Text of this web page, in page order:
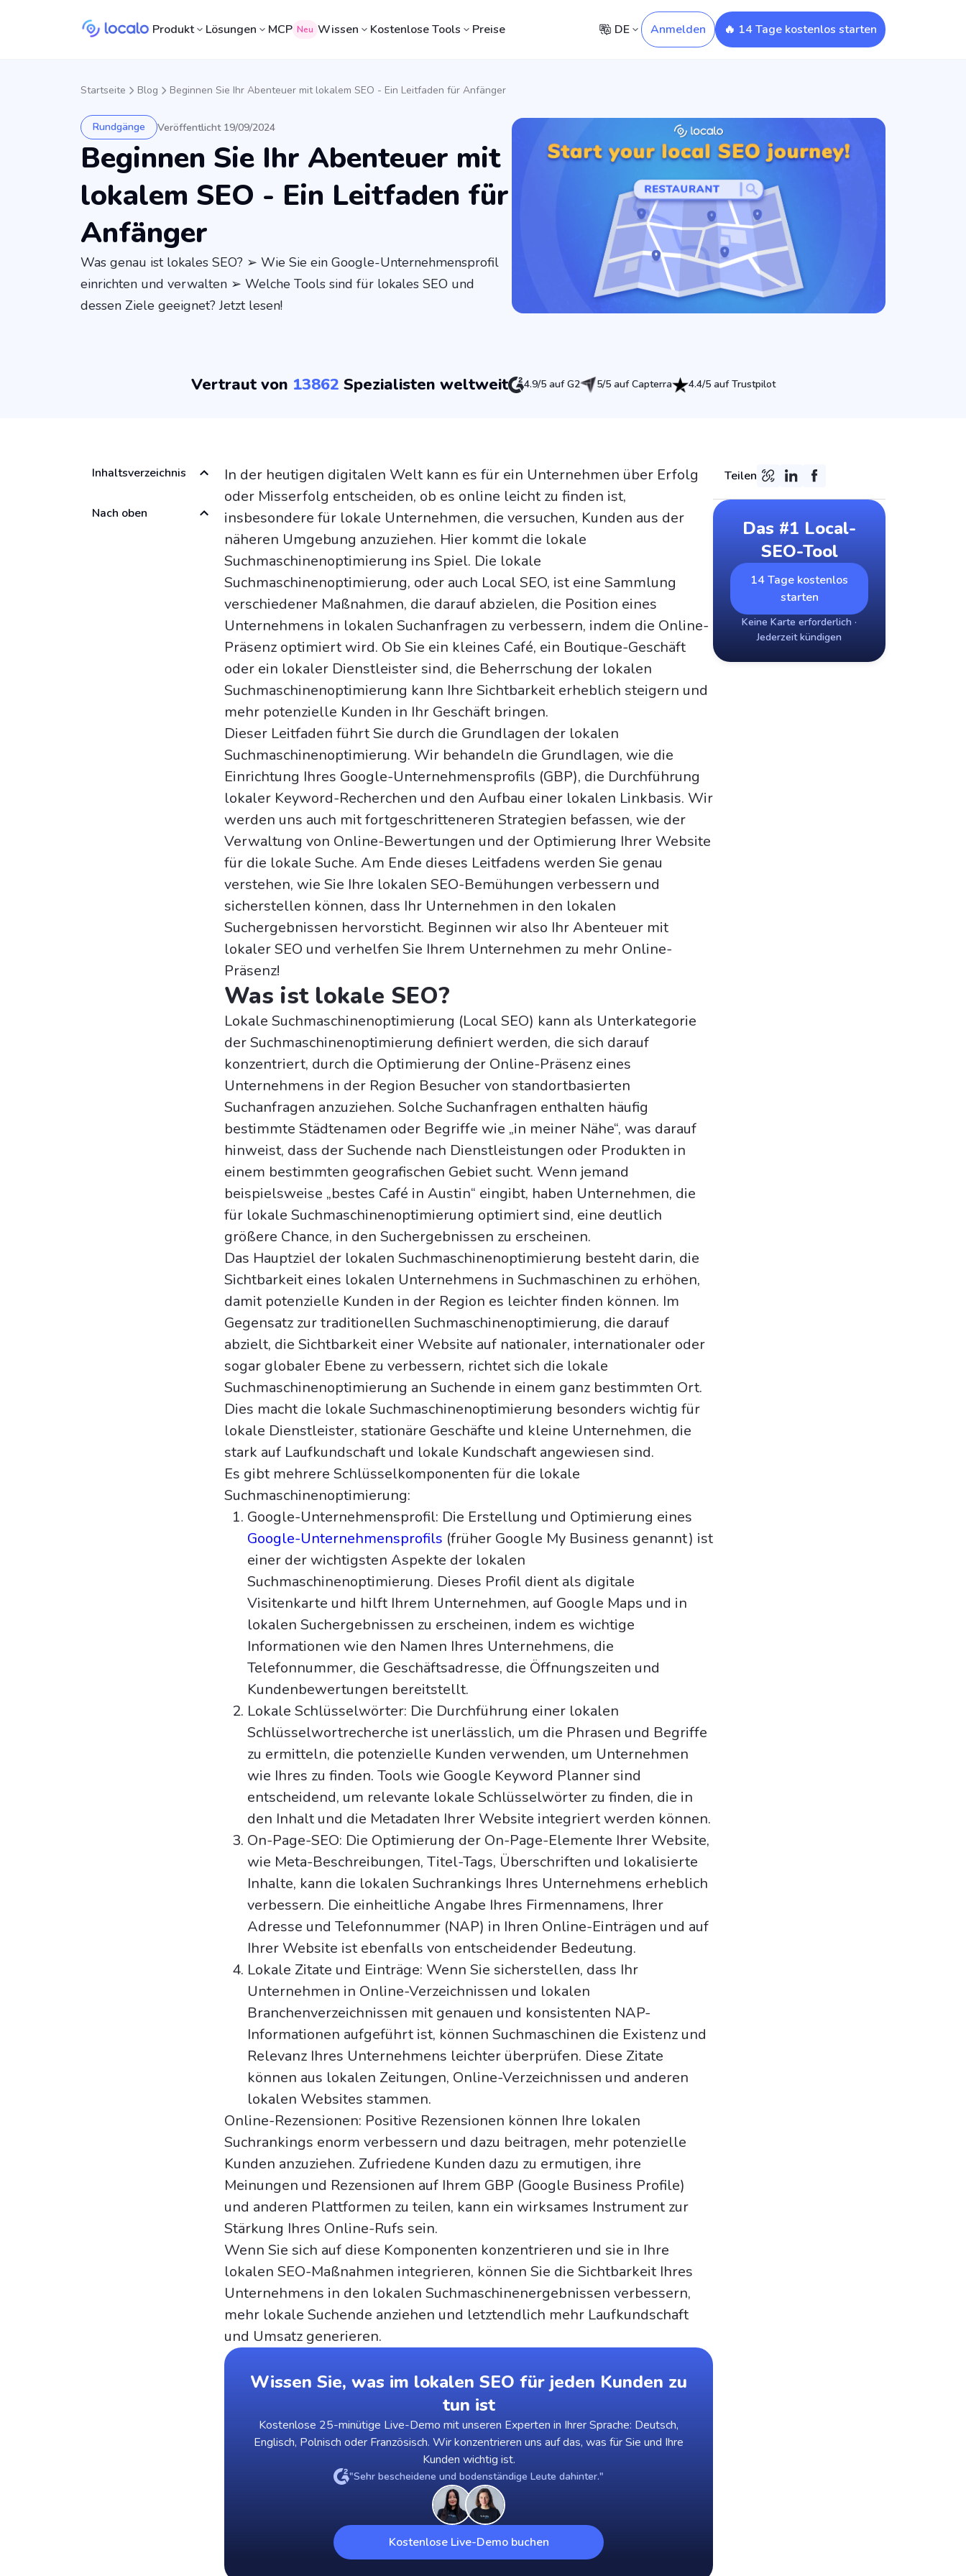
Produkt Lösungen MCP Neu Wissen Kostenlose Tools Preise DE Anmelden 🔥 14 Tage kostenlos starten
Startseite Blog Beginnen Sie Ihr Abenteuer mit lokalem SEO - Ein Leitfaden für Anfänger
Rundgänge Veröffentlicht 19/09/2024
Beginnen Sie Ihr Abenteuer mit
lokalem SEO - Ein Leitfaden für
Anfänger
Was genau ist lokales SEO? ➢ Wie Sie ein Google-Unternehmensprofil
einrichten und verwalten ➢ Welche Tools sind für lokales SEO und
dessen Ziele geeignet? Jetzt lesen!
Vertraut von 13862 Spezialisten weltweit 4.9/5 auf G2 5/5 auf Capterra 4.4/5 auf Trustpilot
Inhaltsverzeichnis
Nach oben
In der heutigen digitalen Welt kann es für ein Unternehmen über Erfolg
oder Misserfolg entscheiden, ob es online leicht zu finden ist,
insbesondere für lokale Unternehmen, die versuchen, Kunden aus der
näheren Umgebung anzuziehen. Hier kommt die lokale
Suchmaschinenoptimierung ins Spiel. Die lokale
Suchmaschinenoptimierung, oder auch Local SEO, ist eine Sammlung
verschiedener Maßnahmen, die darauf abzielen, die Position eines
Unternehmens in lokalen Suchanfragen zu verbessern, indem die Online-
Präsenz optimiert wird. Ob Sie ein kleines Café, ein Boutique-Geschäft
oder ein lokaler Dienstleister sind, die Beherrschung der lokalen
Suchmaschinenoptimierung kann Ihre Sichtbarkeit erheblich steigern und
mehr potenzielle Kunden in Ihr Geschäft bringen.
Dieser Leitfaden führt Sie durch die Grundlagen der lokalen
Suchmaschinenoptimierung. Wir behandeln die Grundlagen, wie die
Einrichtung Ihres Google-Unternehmensprofils (GBP), die Durchführung
lokaler Keyword-Recherchen und den Aufbau einer lokalen Linkbasis. Wir
werden uns auch mit fortgeschritteneren Strategien befassen, wie der
Verwaltung von Online-Bewertungen und der Optimierung Ihrer Website
für die lokale Suche. Am Ende dieses Leitfadens werden Sie genau
verstehen, wie Sie Ihre lokalen SEO-Bemühungen verbessern und
sicherstellen können, dass Ihr Unternehmen in den lokalen
Suchergebnissen hervorsticht. Beginnen wir also Ihr Abenteuer mit
lokaler SEO und verhelfen Sie Ihrem Unternehmen zu mehr Online-
Präsenz!
Was ist lokale SEO?
Lokale Suchmaschinenoptimierung (Local SEO) kann als Unterkategorie
der Suchmaschinenoptimierung definiert werden, die sich darauf
konzentriert, durch die Optimierung der Online-Präsenz eines
Unternehmens in der Region Besucher von standortbasierten
Suchanfragen anzuziehen. Solche Suchanfragen enthalten häufig
bestimmte Städtenamen oder Begriffe wie „in meiner Nähe“, was darauf
hinweist, dass der Suchende nach Dienstleistungen oder Produkten in
einem bestimmten geografischen Gebiet sucht. Wenn jemand
beispielsweise „bestes Café in Austin“ eingibt, haben Unternehmen, die
für lokale Suchmaschinenoptimierung optimiert sind, eine deutlich
größere Chance, in den Suchergebnissen zu erscheinen.
Das Hauptziel der lokalen Suchmaschinenoptimierung besteht darin, die
Sichtbarkeit eines lokalen Unternehmens in Suchmaschinen zu erhöhen,
damit potenzielle Kunden in der Region es leichter finden können. Im
Gegensatz zur traditionellen Suchmaschinenoptimierung, die darauf
abzielt, die Sichtbarkeit einer Website auf nationaler, internationaler oder
sogar globaler Ebene zu verbessern, richtet sich die lokale
Suchmaschinenoptimierung an Suchende in einem ganz bestimmten Ort.
Dies macht die lokale Suchmaschinenoptimierung besonders wichtig für
lokale Dienstleister, stationäre Geschäfte und kleine Unternehmen, die
stark auf Laufkundschaft und lokale Kundschaft angewiesen sind.
Es gibt mehrere Schlüsselkomponenten für die lokale
Suchmaschinenoptimierung:
Google-Unternehmensprofil: Die Erstellung und Optimierung eines
Google-Unternehmensprofils (früher Google My Business genannt) ist
einer der wichtigsten Aspekte der lokalen
Suchmaschinenoptimierung. Dieses Profil dient als digitale
Visitenkarte und hilft Ihrem Unternehmen, auf Google Maps und in
lokalen Suchergebnissen zu erscheinen, indem es wichtige
Informationen wie den Namen Ihres Unternehmens, die
Telefonnummer, die Geschäftsadresse, die Öffnungszeiten und
Kundenbewertungen bereitstellt.
Lokale Schlüsselwörter: Die Durchführung einer lokalen
Schlüsselwortrecherche ist unerlässlich, um die Phrasen und Begriffe
zu ermitteln, die potenzielle Kunden verwenden, um Unternehmen
wie Ihres zu finden. Tools wie Google Keyword Planner sind
entscheidend, um relevante lokale Schlüsselwörter zu finden, die in
den Inhalt und die Metadaten Ihrer Website integriert werden können.
On-Page-SEO: Die Optimierung der On-Page-Elemente Ihrer Website,
wie Meta-Beschreibungen, Titel-Tags, Überschriften und lokalisierte
Inhalte, kann die lokalen Suchrankings Ihres Unternehmens erheblich
verbessern. Die einheitliche Angabe Ihres Firmennamens, Ihrer
Adresse und Telefonnummer (NAP) in Ihren Online-Einträgen und auf
Ihrer Website ist ebenfalls von entscheidender Bedeutung.
Lokale Zitate und Einträge: Wenn Sie sicherstellen, dass Ihr
Unternehmen in Online-Verzeichnissen und lokalen
Branchenverzeichnissen mit genauen und konsistenten NAP-
Informationen aufgeführt ist, können Suchmaschinen die Existenz und
Relevanz Ihres Unternehmens leichter überprüfen. Diese Zitate
können aus lokalen Zeitungen, Online-Verzeichnissen und anderen
lokalen Websites stammen.
Online-Rezensionen: Positive Rezensionen können Ihre lokalen
Suchrankings enorm verbessern und dazu beitragen, mehr potenzielle
Kunden anzuziehen. Zufriedene Kunden dazu zu ermutigen, ihre
Meinungen und Rezensionen auf Ihrem GBP (Google Business Profile)
und anderen Plattformen zu teilen, kann ein wirksames Instrument zur
Stärkung Ihres Online-Rufs sein.
Wenn Sie sich auf diese Komponenten konzentrieren und sie in Ihre
lokalen SEO-Maßnahmen integrieren, können Sie die Sichtbarkeit Ihres
Unternehmens in den lokalen Suchmaschinenergebnissen verbessern,
mehr lokale Suchende anziehen und letztendlich mehr Laufkundschaft
und Umsatz generieren.
Wissen Sie, was im lokalen SEO für jeden Kunden zu
tun ist
Kostenlose 25-minütige Live-Demo mit unseren Experten in Ihrer Sprache: Deutsch,
Englisch, Polnisch oder Französisch. Wir konzentrieren uns auf das, was für Sie und Ihre
Kunden wichtig ist.
"Sehr bescheidene und bodenständige Leute dahinter."
Kostenlose Live-Demo buchen
Teilen
Das #1 Local-
SEO-Tool
14 Tage kostenlos
starten
Keine Karte erforderlich ·
Jederzeit kündigen